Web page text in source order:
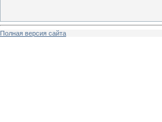
Полная версия сайта